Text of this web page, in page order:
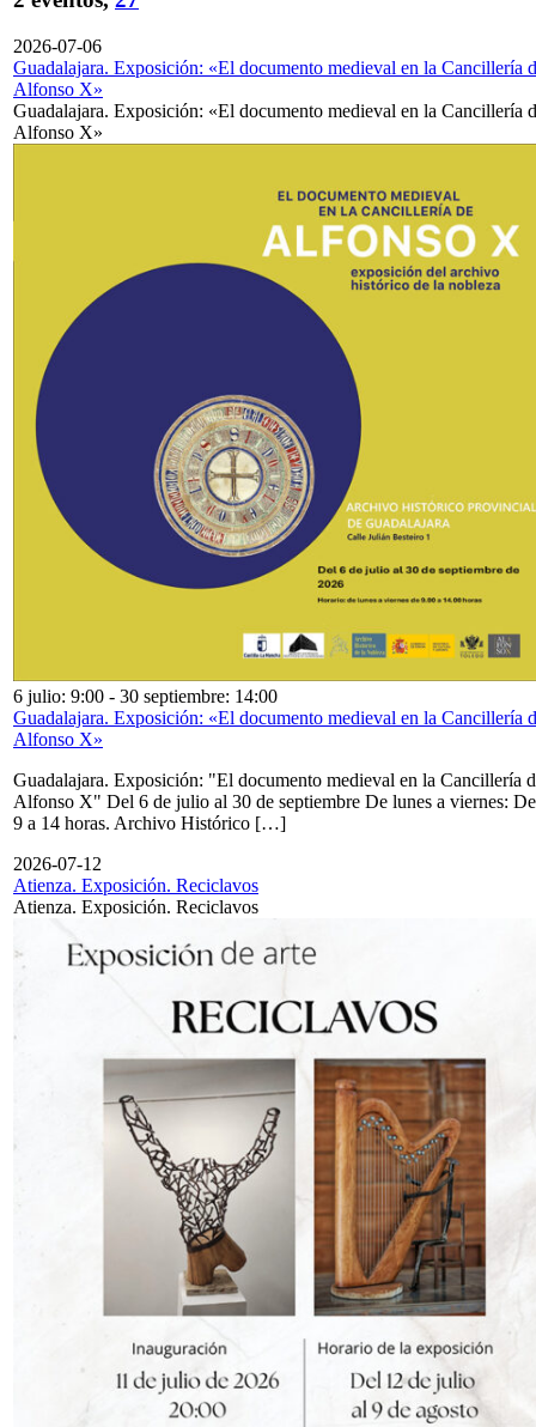
2026-07-06
Guadalajara. Exposición: «El documento medieval en la Cancillería
Alfonso X»
Guadalajara. Exposición: «El documento medieval en la Cancillería
Alfonso X»
6 julio: 9:00 - 30 septiembre: 14:00
Guadalajara. Exposición: «El documento medieval en la Cancillería
Alfonso X»
Guadalajara. Exposición: "El documento medieval en la Cancillería
Alfonso X" Del 6 de julio al 30 de septiembre De lunes a viernes: De
9 a 14 horas. Archivo Histórico […]
2026-07-12
Atienza. Exposición. Reciclavos
Atienza. Exposición. Reciclavos